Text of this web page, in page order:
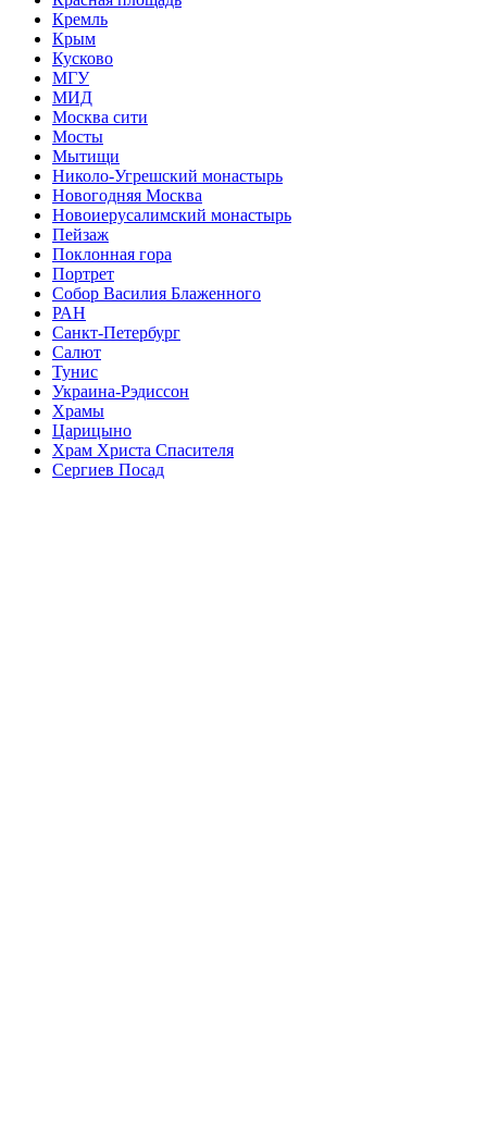
Кремль
Крым
Кусково
МГУ
МИД
Москва сити
Мосты
Мытищи
Николо-Угрешский монастырь
Новогодняя Москва
Новоиерусалимский монастырь
Пейзаж
Поклонная гора
Портрет
Собор Василия Блаженного
РАН
Санкт-Петербург
Салют
Тунис
Украина-Рэдиссон
Храмы
Царицыно
Храм Христа Спасителя
Сергиев Посад